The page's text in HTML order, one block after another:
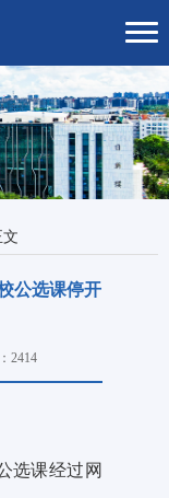
文
公选课停开
2414
选课经过网